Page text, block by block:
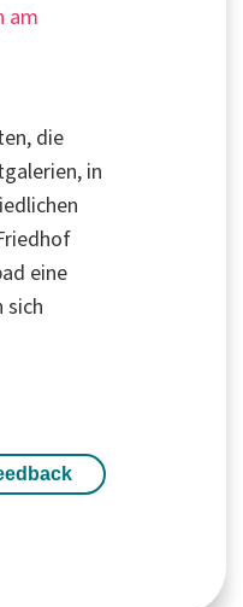
am
die
in
eine
sich